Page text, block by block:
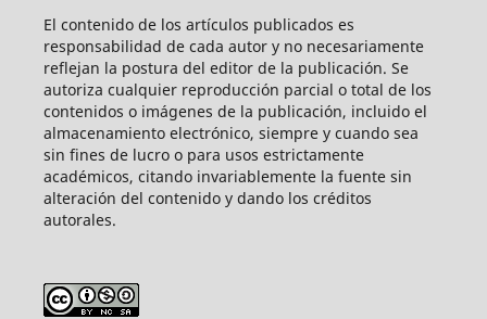
El contenido de los artículos publicados es
responsabilidad de cada autor y no necesariamente
reflejan la postura del editor de la publicación. Se
autoriza cualquier reproducción parcial o total de los
contenidos o imágenes de la publicación, incluido el
almacenamiento electrónico, siempre y cuando sea
sin fines de lucro o para usos estrictamente
académicos, citando invariablemente la fuente sin
alteración del contenido y dando los créditos
autorales.